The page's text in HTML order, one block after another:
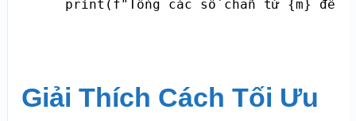
print(f"Tổng các số chẵn từ {m} đến
Giải Thích Cách Tối Ưu